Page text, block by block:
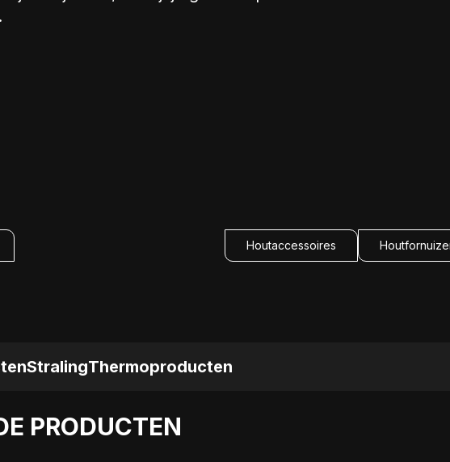
Houtaccessoires
StralingThermoproducten
PRODUCTEN